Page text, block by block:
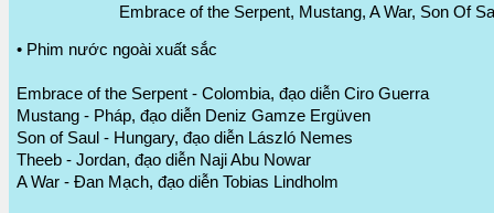
Embrace of the Serpent, Mustang, A War, Son Of
• Phim nước ngoài xuất sắc
Embrace of the Serpent - Colombia, đạo diễn Ciro Guerra
Mustang - Pháp, đạo diễn Deniz Gamze Ergüven
Son of Saul - Hungary, đạo diễn László Nemes
Theeb - Jordan, đạo diễn Naji Abu Nowar
A War - Đan Mạch, đạo diễn Tobias Lindholm